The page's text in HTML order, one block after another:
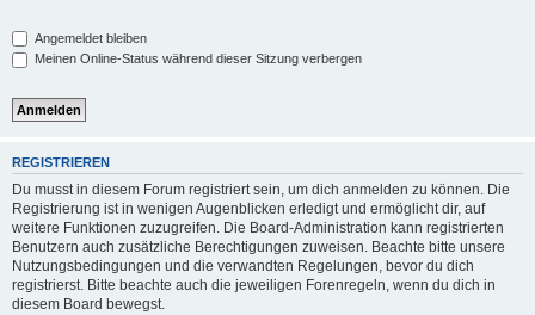
Angemeldet bleiben
Meinen Online-Status während dieser Sitzung verbergen
REGISTRIEREN
Du musst in diesem Forum registriert sein, um dich anmelden zu können. Die
Registrierung ist in wenigen Augenblicken erledigt und ermöglicht dir, auf
weitere Funktionen zuzugreifen. Die Board-Administration kann registrierten
Benutzern auch zusätzliche Berechtigungen zuweisen. Beachte bitte unsere
Nutzungsbedingungen und die verwandten Regelungen, bevor du dich
registrierst. Bitte beachte auch die jeweiligen Forenregeln, wenn du dich in
diesem Board bewegst.